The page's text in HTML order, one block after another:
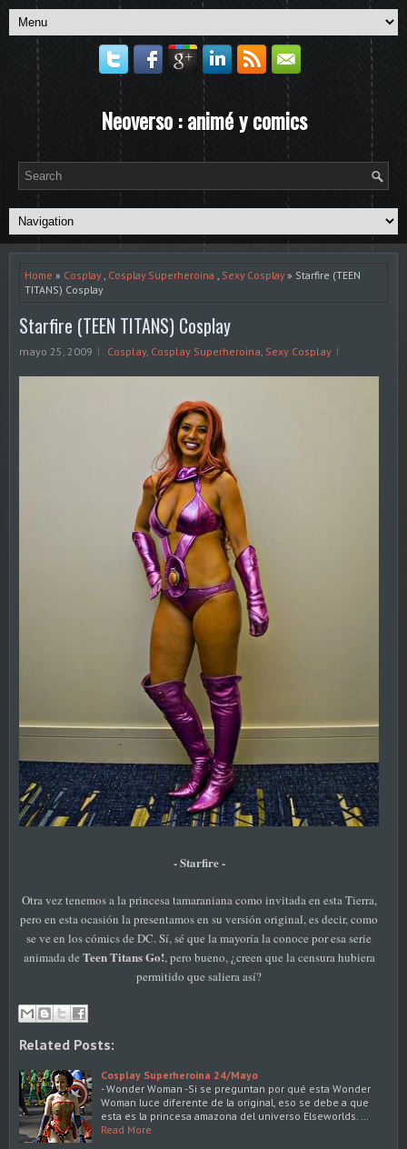
Neoverso : animé y comics
Home » Cosplay, Cosplay Superheroina , Sexy Cosplay» Starfire (TEEN
TITANS) Cosplay
Starfire (TEEN TITANS) Cosplay
mayo 25, 2009 Cosplay, Cosplay Superheroina, Sexy Cosplay
- Starfire -
Otra vez tenemos a la princesa tamaraniana como invitada en esta Tierra,
pero en esta ocasión la presentamos en su versión original, es decir, como
se ve en los cómics de DC. Sí, sé que la mayoría la conoce por esa serie
animada de Teen Titans Go!, pero bueno, ¿creen que la censura hubiera
permitido que saliera así?
Related Posts:
Cosplay Superheroina 24/Mayo
- Wonder Woman -Si se preguntan por qué esta Wonder
Woman luce diferente de la original, eso se debe a que
esta es la princesa amazona del universo Elseworlds. …
Read More